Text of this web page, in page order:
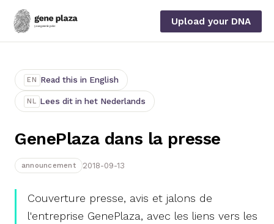
Upload your DNA
EN Read this in English
NL Lees dit in het Nederlands
GenePlaza dans la presse
announcement 2018-09-13
Couverture presse, avis et jalons de
l'entreprise GenePlaza, avec les liens vers les